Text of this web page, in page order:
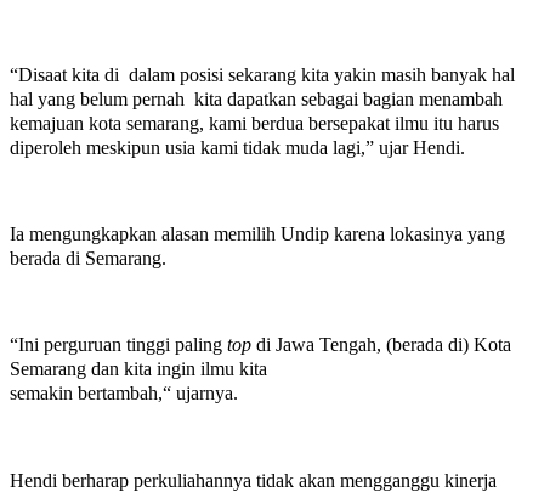
“Disaat kita di dalam posisi sekarang kita yakin masih banyak hal
hal yang belum pernah kita dapatkan sebagai bagian menambah
kemajuan kota semarang, kami berdua bersepakat ilmu itu harus
diperoleh meskipun usia kami tidak muda lagi,” ujar Hendi.
Ia mengungkapkan alasan memilih Undip karena lokasinya yang
berada di Semarang.
“Ini perguruan tinggi paling top di Jawa Tengah, (berada di) Kota
Semarang dan kita ingin ilmu kita
semakin bertambah,“ ujarnya.
Hendi berharap perkuliahannya tidak akan mengganggu kinerja